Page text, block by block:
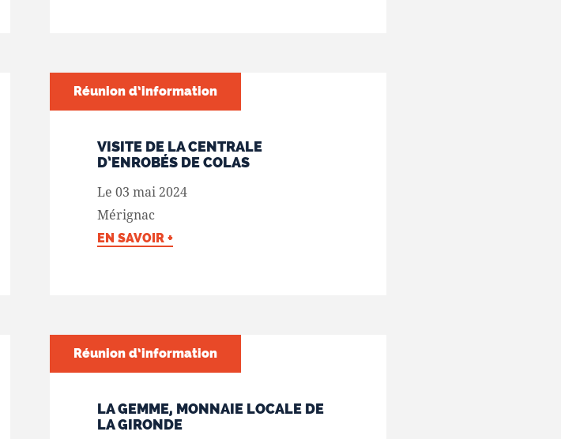
VISITE DE LA CENTRALE
D’ENROBÉS DE COLAS
Le 03 mai 2024
Mérignac
EN SAVOIR +
Réunion d’information
LA GEMME, MONNAIE LOCALE DE
LA GIRONDE
Réunion d’information